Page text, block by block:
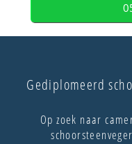
Gediplomeerd
Op zoek naar